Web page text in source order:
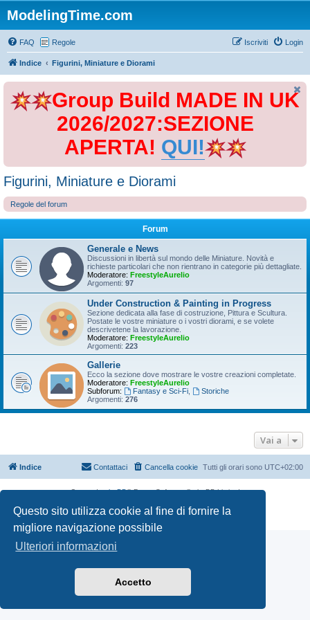
Questo sito utilizza cookie al fine di fornire la
migliore navigazione possibile
Ulteriori informazioni
Accetto
ModelingTime.com
FAQ Regole Login
Iscriviti
Indice Figurini, Miniature e Diorami
Group Build MADE IN UK
2026/2027:SEZIONE
APERTA! QUI!
Figurini, Miniature e Diorami
Regole del forum
Forum
Generale e News
Discussioni in libertà sul mondo delle Miniature. Novità e
richieste particolari che non rientrano in categorie più dettagliate.
Moderatore: FreestyleAurelio
Argomenti: 97
Under Construction & Painting in Progress
Sezione dedicata alla fase di costruzione, Pittura e Scultura.
Postate le vostre miniature o i vostri diorami, e se volete
descrivetene la lavorazione.
Moderatore: FreestyleAurelio
Argomenti: 223
Gallerie
Ecco la sezione dove mostrare le vostre creazioni completate.
Moderatore: FreestyleAurelio
Subforum:
Fantasy e Sci-Fi,
Storiche
Argomenti: 276
Vai a
Indice Tutti gli orari sono UTC+02:00
Cancella cookie
Contattaci
Creato daphpBB® Forum Software © phpBB Limited
Privacy| Condizioni